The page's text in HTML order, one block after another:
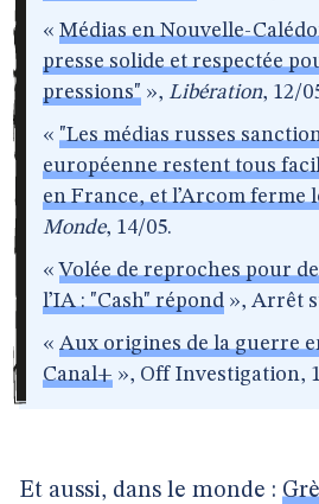
« Médias en Nouvelle-
presse solide et respectée
pressions" », Libération, 12/
« "Les médias russes
européenne restent tous
en France, et l’Arcom ferme
Monde, 14/05.
«Volée de reproches pour
l’IA : "Cash" répond », Arrêt
« Aux origines de la guerre
Canal+ », Off Investigation,
Et aussi, dans le monde :